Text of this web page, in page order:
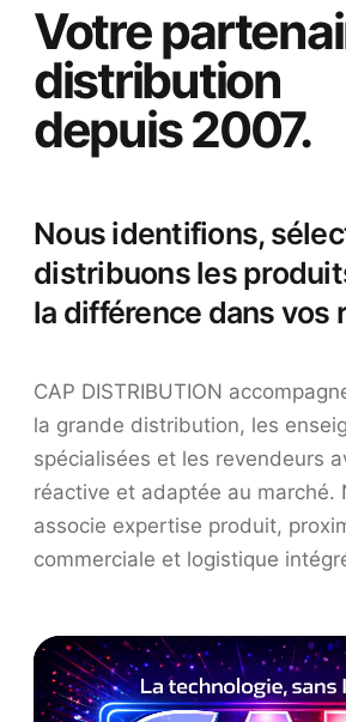
Votre
distribution
depuis 2007.
Nous identifions,
distribuons les
la différence dans vos
CAP DISTRIBUTION
la grande distribution, les
spécialisées et les revendeurs
réactive et adaptée au marché.
associe expertise produit,
commerciale et logistique